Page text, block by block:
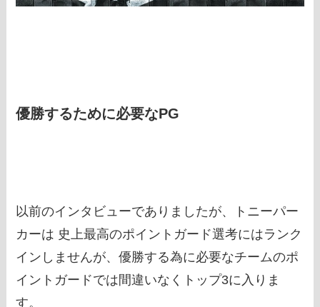
優勝するために必要なPG
以前のインタビューでありましたが、トニーパー
カーは 史上最高のポイントガード選考にはランク
インしませんが、優勝する為に必要なチームのポ
イントガードでは間違いなくトップ3に入りま
す。